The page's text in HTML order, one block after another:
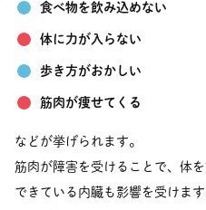
食べ物を飲み込めない
体に力が入らない
歩き方がおかしい
筋肉が痩せてくる
などが挙げられます。
筋肉が障害を受けることで、体
できている内臓も影響を受けます